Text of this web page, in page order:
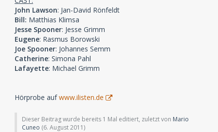
John Lawson: Jan-David Rönfeldt
Bill: Matthias Klimsa
Jesse Spooner: Jesse Grimm
Eugene: Rasmus Borowski
Joe Spooner: Johannes Semm
Catherine: Simona Pahl
Lafayette: Michael Grimm
Hörprobe aufwww.ilisten.de
Dieser Beitrag wurde bereits 1 Mal editiert, zuletzt von Mario
Cuneo (6. August 2011)